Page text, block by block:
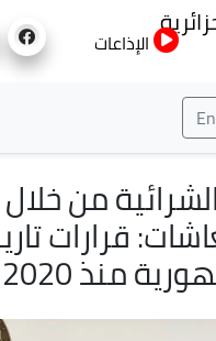
إلى
الإذاعات
من خلال
قرارات
منذ 2020